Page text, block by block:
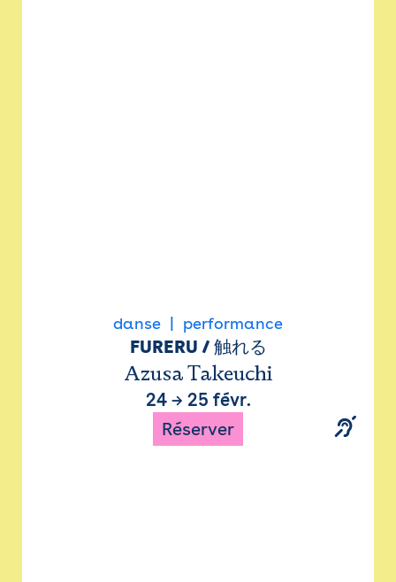
danse performance
FURERU / 触れる
Azusa Takeuchi
24→ 25 févr.
Réserver